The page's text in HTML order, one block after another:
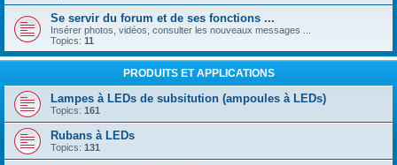
Se servir du forum et de ses fonctions ...
Insérer photos, vidéos, consulter les nouveaux messages ...
Topics: 11
PRODUITS ET APPLICATIONS
Lampes à LEDs de subsitution (ampoules à LEDs)
Topics: 161
Rubans à LEDs
Topics: 131